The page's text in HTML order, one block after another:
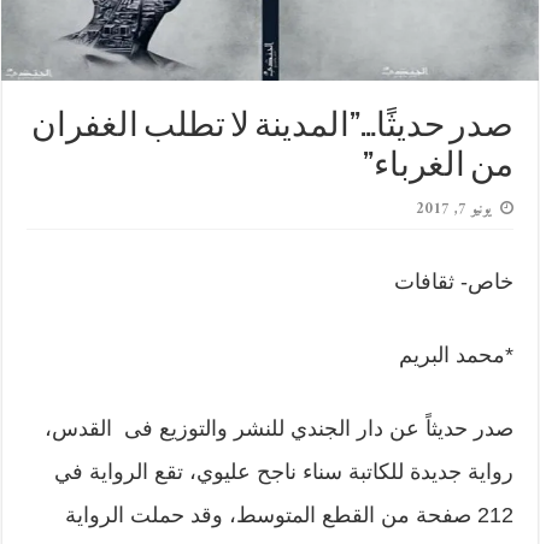
صدر حديثًا…”المدينة لا تطلب الغفران
من الغرباء”
يونيو 7, 2017
خاص- ثقافات
*محمد البريم
صدر حديثاً عن دار الجندي للنشر والتوزيع فى القدس،
رواية جديدة للكاتبة سناء ناجح عليوي، تقع الرواية في
212 صفحة من القطع المتوسط، وقد حملت الرواية